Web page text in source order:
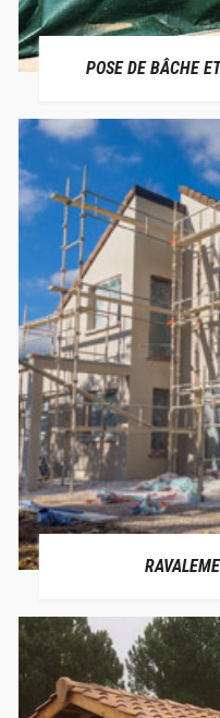
POSE DE BÂCHE